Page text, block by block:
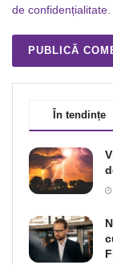
de confidențialitate.
În tendințe